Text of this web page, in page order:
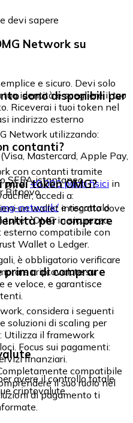
devi sapere
Network su
e sicuro. Devi solo
tua identità e scegliere il tuo
Riceverai i tuoi token nel
indirizzo esterno
sono disponibili per
Network utilizzando:
Mastercard, Apple Pay,
SEPA istantaneo
Bitnovo
contanti?
con contanti tramite
più di40.000 punti fisici in
accedi a:
network/e riscattalo
token OMG?
un wallet integrato dove
OMG in sicurezza.
compatibile con
Wallet o Ledger.
per comprare
è obbligatorio verificare
criptovalute su
e veloce, e garantisce
prima di comprare
considera i seguenti
soluzioni di scaling per
Utilizza il framework
Focus sui pagamenti:
finanziari.
compatibile
il suo ruolo nel
di pagamento ti
avere il controllo totale
criptovalute.